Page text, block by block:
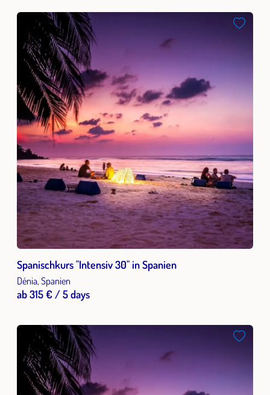
Spanischkurs "Intensiv 30" in Spanien
Dénia, Spanien
ab 315 € / 5 days